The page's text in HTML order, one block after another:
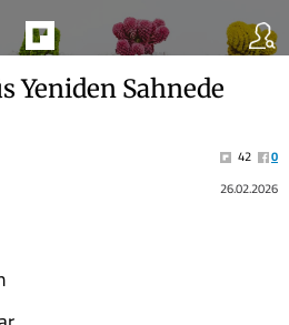
Yeniden Sahnede
42
0
26.02.2026